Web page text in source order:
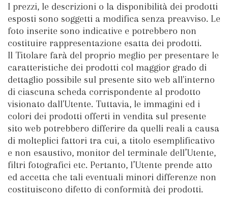
I prezzi, le descrizioni o la disponibilità dei prodotti
esposti sono soggetti a modifica senza preavviso. Le
foto inserite sono indicative e potrebbero non
costituire rappresentazione esatta dei prodotti.
Il Titolare farà del proprio meglio per presentare le
caratteristiche dei prodotti col maggior grado di
dettaglio possibile sul presente sito web all'interno
di ciascuna scheda corrispondente al prodotto
visionato dall'Utente. Tuttavia, le immagini ed i
colori dei prodotti offerti in vendita sul presente
sito web potrebbero differire da quelli reali a causa
di molteplici fattori tra cui, a titolo esemplificativo
e non esaustivo, monitor del terminale dell’Utente,
filtri fotografici etc. Pertanto, l’Utente prende atto
ed accetta che tali eventuali minori differenze non
costituiscono difetto di conformità dei prodotti.